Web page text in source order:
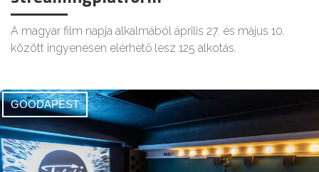
A magyar film napja alkalmából április 27. és május 10.
között ingyenesen elérhető lesz 125 alkotás.
GOODAPEST